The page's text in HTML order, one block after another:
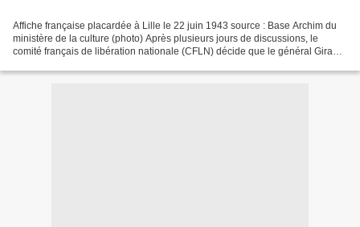
Affiche française placardée à Lille le 22 juin 1943 source : Base Archim du
ministère de la culture (photo) Après plusieurs jours de discussions, le
comité français de libération nationale (CFLN) décide que le général Giraud